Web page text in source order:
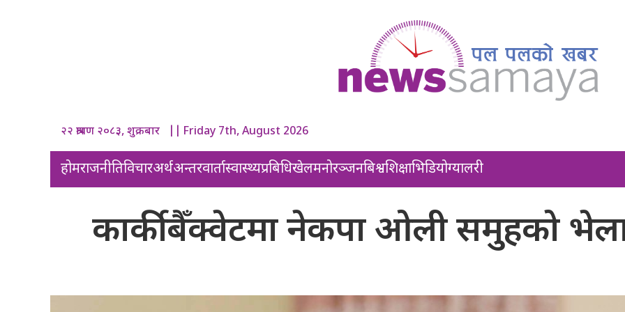
२२ श्रावण २०८३, शुक्रबार || Friday 7th, August 2026
होमराजनीतिविचारअर्थअन्तरवार्तास्वास्थ्यप्रबिधिखेलमनोरञ्जनबिश्वशिक्षाभिडियोग्यालरी
कार्की बैँक्वेटमा नेकपा ओली समुहको